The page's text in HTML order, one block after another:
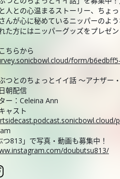
人との心温まるストーリー、ちょ
んが心に秘めているニッパーのよ
た方にはニッパーグッズをプレゼン
ちらから
form/
つとのちょっとイイ話 ～アナザー
朝配信
ー：Celeina Ann
ャスト
つ813」で写真・動画も募集中！
doubutsu813/